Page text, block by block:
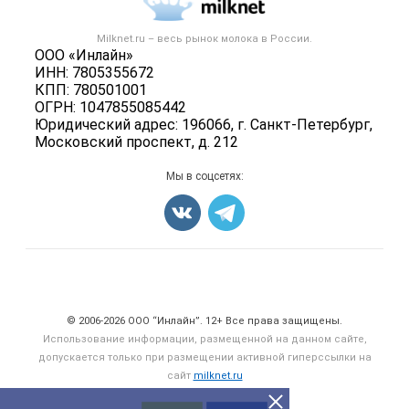
Milknet.ru – весь рынок молока в России.
ООО «Инлайн»
ИНН: 7805355672
КПП: 780501001
ОГРН: 1047855085442
Юридический адрес: 196066, г. Санкт-Петербург,
Московский проспект, д. 212
Контактная информация
Политика обработки персональных данных
Новости рынка
Вторичное сырье
Оборудование
Карта объявлений
Мы в соцсетях:
© 2006‑2026 ООО “Инлайн”. 12+ Все права защищены.
Использование информации, размещенной на данном сайте,
допускается только при размещении активной гиперссылки на
сайт milknet.ru